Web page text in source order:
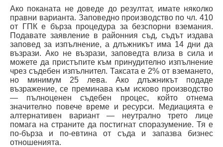
Ако поканата не доведе до резултат, имате няколко
правни варианта. Заповедно производство по чл. 410
от ГПК е бърза процедура за безспорни вземания.
Подавате заявление в районния съд, съдът издава
заповед за изпълнение, а длъжникът има 14 дни да
възрази. Ако не възрази, заповедта влиза в сила и
можете да пристъпите към принудително изпълнение
чрез съдебен изпълнител. Таксата е 2% от вземането,
но минимум 25 лева. Ако длъжникът подаде
възражение, се преминава към исково производство
— пълноценен съдебен процес, който отнема
значително повече време и ресурси. Медиацията е
алтернативен вариант — неутрално трето лице
помага на страните да постигнат споразумение. Тя е
по-бърза и по-евтина от съда и запазва бизнес
отношенията.